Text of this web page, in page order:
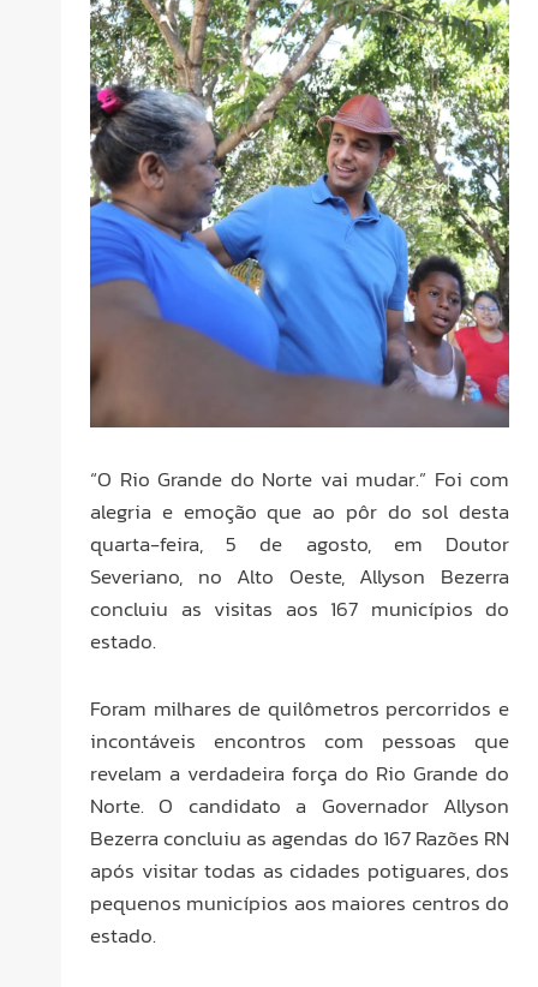
“O Rio Grande do Norte vai mudar.” Foi com
alegria e emoção que ao pôr do sol desta
quarta-feira, 5 de agosto, em Doutor
Severiano, no Alto Oeste, Allyson Bezerra
concluiu as visitas aos 167 municípios do
estado.
Foram milhares de quilômetros percorridos e
incontáveis encontros com pessoas que
revelam a verdadeira força do Rio Grande do
Norte. O candidato a Governador Allyson
Bezerra concluiu as agendas do 167 Razões RN
após visitar todas as cidades potiguares, dos
pequenos municípios aos maiores centros do
estado.